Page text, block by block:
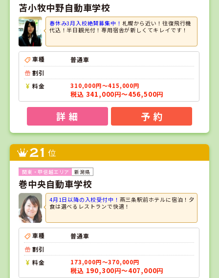
苫小牧中野自動車学校
春休み3月入校絶賛募集中！ 札幌から近い！往復飛行機
代込！半日観光付！専用宿舎が新しくてキレイです！
車種
普通車
割引
料金
310,000円～415,000円
税込 341,000円～456,500円
詳 細 予 約
21 位
新潟県
巻中央自動車学校
4月1日以降の入校受付中！ 燕三条駅前ホテルに宿泊！夕
食は選べるレストランで快適！
車種
普通車
割引
料金
173,000円～370,000円
税込 190,300円～407,000円